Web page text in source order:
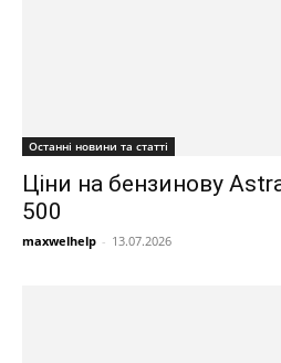
Останні новини та статті
Ціни на бензинову
500
maxwelhelp - 13.07.2026